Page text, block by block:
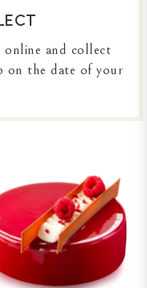
online and collect
on the date of your